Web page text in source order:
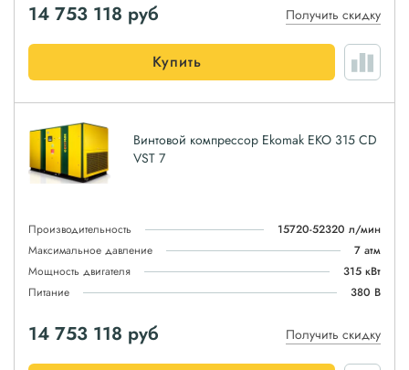
14 753 118 руб Получить скидку
Купить
Винтовой компрессор Ekomak EKO 315 CD
VST 7
Производительность
15720-52320 л/мин
Максимальное давление
7 атм
Мощность двигателя
315 кВт
Питание
380 В
14 753 118 руб Получить скидку